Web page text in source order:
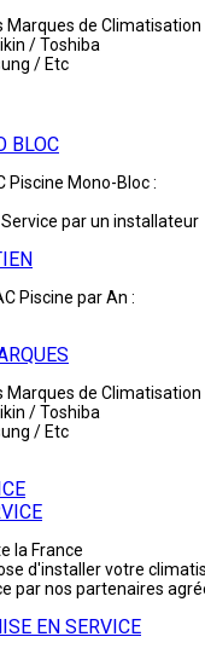
Marques de Climatisation
/ Toshiba
/ Etc
BLOC
Piscine Mono-Bloc :
par un installateur
Piscine par An :
Marques de Climatisation
/ Toshiba
/ Etc
la France
d'installer votre
par nos partenaires
EN SERVICE